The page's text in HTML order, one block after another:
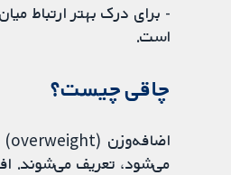
- برای درک بهتر ارتباط
است.
چاقی چیست؟